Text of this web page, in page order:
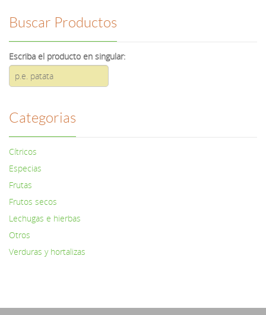
Buscar Productos
Escriba el producto en singular:
Categorias
Cítricos
Especias
Frutas
Frutos secos
Lechugas e hierbas
Otros
Verduras y hortalizas